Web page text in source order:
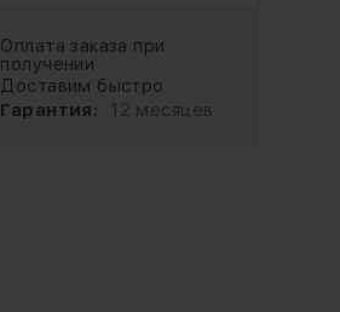
Оплата заказа при
получении
Доставим быстро
Гарантия:
12 месяцев